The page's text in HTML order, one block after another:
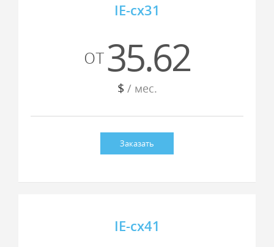
IE-cx31
от35.62
$ / мес.
Заказать
IE-cx41